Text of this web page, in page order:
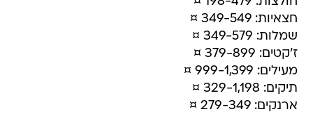
חצאיות: 349-549 ¤
שמלות: 349-579 ¤
ז'קטים: 379-899 ¤
מעילים: 999-1,399 ¤
תיקים: 329-1,198 ¤
ארנקים: 279-349 ¤